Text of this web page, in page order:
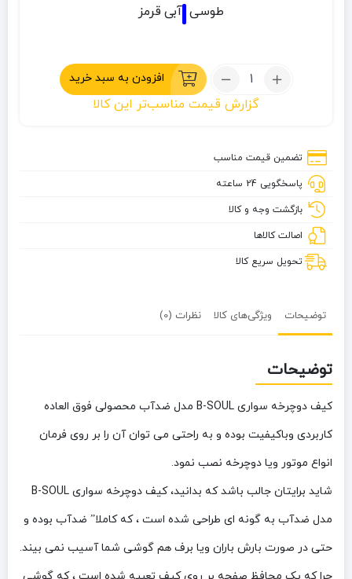
طوسی آبی قرمز
تعداد:
دوچرخه
SOUL
مدل
ضدآب
افزودن به سبد خرید
گزارش قیمت مناسب‌تر این کالا
تضمین قیمت مناسب
پاسخگویی 24 ساعته
بازگشت وجه و کالا
اصالت کالاها
تحویل سریع کالا
توضیحات ویژگی‌های کالا نظرات (0)
توضیحات
کیف دوچرخه سواری B-SOUL مدل ضدآب محصولی فوق العاده
کاربردی وباکیفیت بوده و به راحتی می توان آن را بر روی فرمان
انواع موتور ویا دوچرخه نصب نمود.
شاید برایتان جالب باشد که بدانید، کیف دوچرخه سواری B-SOUL
مدل ضدآب به گونه ای طراحی شده است ، که کاملا” ضدآب بوده و
حتی در صورت بارش باران ویا برف هم گوشی شما آسیب نمی بیند.